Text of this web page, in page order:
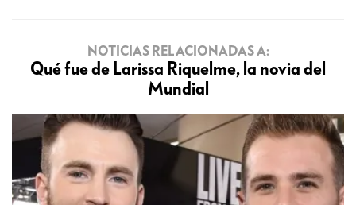
NOTICIAS RELACIONADAS A:
Qué fue de Larissa Riquelme, la novia del
Mundial